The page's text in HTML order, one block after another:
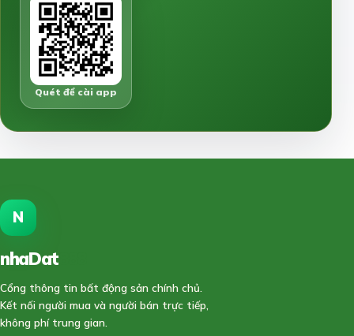
Quét để cài app
N
nhaDat
Cổng thông tin bất động sản chính chủ.
Kết nối người mua và người bán trực tiếp,
không phí trung gian.